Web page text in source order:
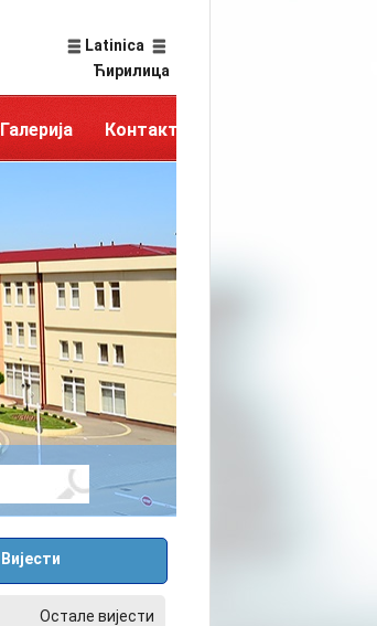
Latinica
Ћирилица
Галерија Контакт
Вијести
Остале вијести